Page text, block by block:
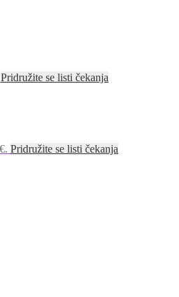
Pridružite se listi čekanja
Pridružite se listi čekanja